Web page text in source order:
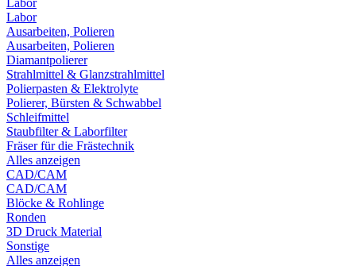
Labor
Labor
Ausarbeiten, Polieren
Ausarbeiten, Polieren
Diamantpolierer
Strahlmittel & Glanzstrahlmittel
Polierpasten & Elektrolyte
Polierer, Bürsten & Schwabbel
Schleifmittel
Staubfilter & Laborfilter
Fräser für die Frästechnik
Alles anzeigen
CAD/CAM
CAD/CAM
Blöcke & Rohlinge
Ronden
3D Druck Material
Sonstige
Alles anzeigen